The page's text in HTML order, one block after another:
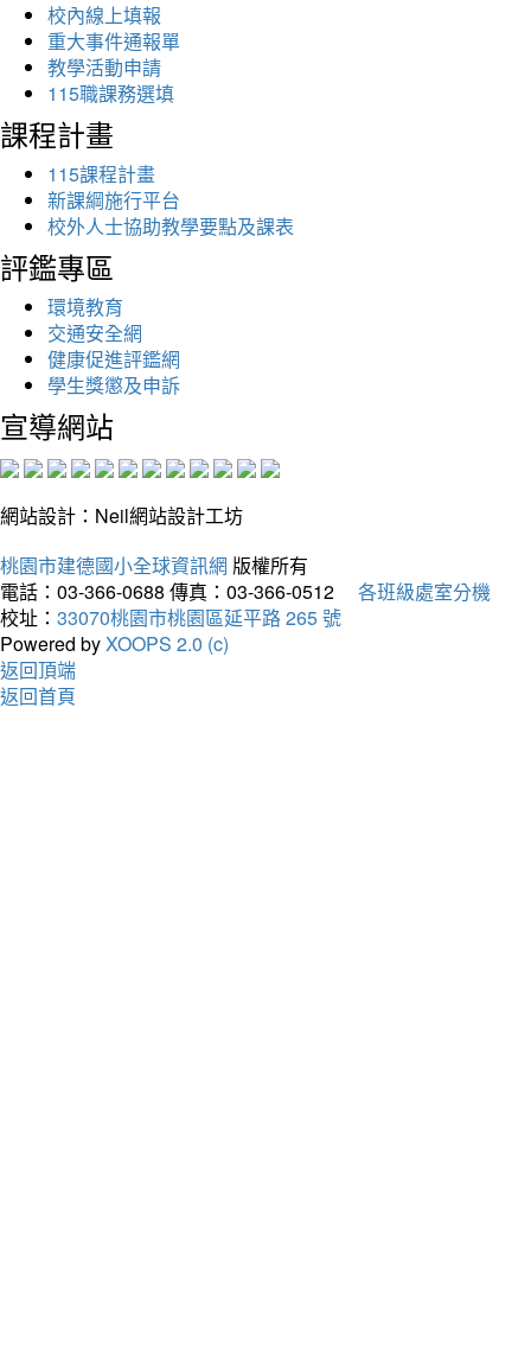
校內線上填報
重大事件通報單
教學活動申請
115職課務選填
課程計畫
115課程計畫
新課綱施行平台
校外人士協助教學要點及課表
評鑑專區
環境教育
交通安全網
健康促進評鑑網
學生獎懲及申訴
宣導網站
網站設計：Neil網站設計工坊
桃園市建德國小全球資訊網 版權所有
電話：03-366-0688 傳真：03-366-0512
各班級處室分機
校址： 33070桃園市桃園區延平路 265 號
Powered byXOOPS 2.0 (c)
返回頂端
返回首頁